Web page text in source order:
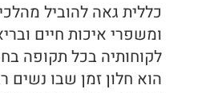
כללית גאה להוביל
ומשפרי איכות חיים
לקוחותיה בכל תקופה
הוא חלון זמן שבו נשים